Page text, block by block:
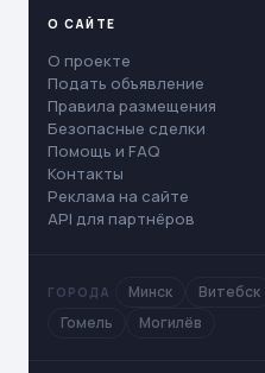
О САЙТЕ
О проекте
Подать объявление
Правила размещения
Безопасные сделки
Помощь и FAQ
Контакты
Реклама на сайте
API для партнёров
ГОРОДА Минск Витебск
Гомель
Могилёв